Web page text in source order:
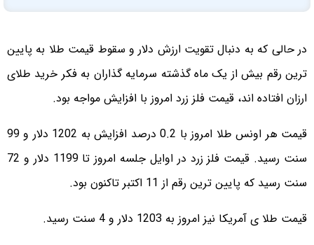
در حالی که به دنبال تقویت ارزش دلار و سقوط قیمت طلا به پایین
ترین رقم بیش از یک ماه گذشته سرمایه گذاران به فکر خرید طلای
ارزان افتاده اند، قیمت فلز زرد امروز با افزایش مواجه بود.
قیمت هر اونس طلا امروز با 0.2 درصد افزایش به 1202 دلار و 99
سنت رسید. قیمت فلز زرد در اوایل جلسه امروز تا 1199 دلار و 72
سنت رسید که پایین ترین رقم از 11 اکتبر تاکنون بود.
قیمت طلا ی آمریکا نیز امروز به 1203 دلار و 4 سنت رسید.